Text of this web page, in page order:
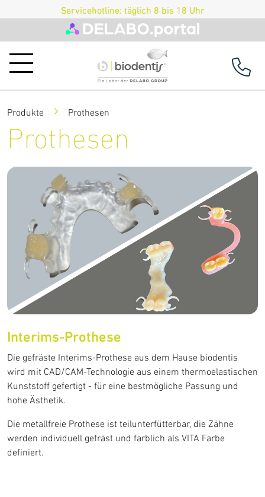
Servicehotline: täglich 8 bis 18 Uhr
Produkte
Prothetik
Implantatprothetik
Schienen
Prothesen
Provisorien
Retainer
Abformung
Aktionen und Angebote
Services
Downloadcenter
Zahnärztlicher Service
Fortbildungen
Produkte Prothesen
Prothesen
Interims-Prothese
Die gefräste Interims-Prothese aus dem Hause biodentis
wird mit CAD/CAM-Technologie aus einem thermoelastischen
Kunststoff gefertigt - für eine bestmögliche Passung und
hohe Ästhetik.
Die metallfreie Prothese ist teilunterfütterbar, die Zähne
werden individuell gefräst und farblich als VITA Farbe
definiert.